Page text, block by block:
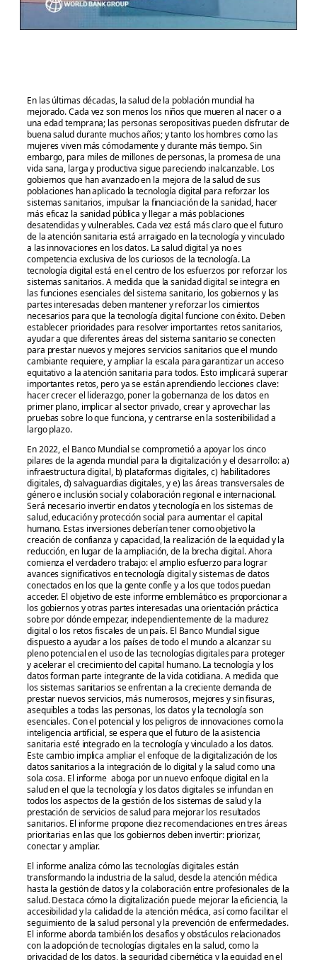
En las últimas décadas, la salud de la población mundial ha
mejorado. Cada vez son menos los niños que mueren al nacer o a
una edad temprana; las personas seropositivas pueden disfrutar de
buena salud durante muchos años; y tanto los hombres como las
mujeres viven más cómodamente y durante más tiempo. Sin
embargo, para miles de millones de personas, la promesa de una
vida sana, larga y productiva sigue pareciendo inalcanzable. Los
gobiernos que han avanzado en la mejora de la salud de sus
poblaciones han aplicado la tecnología digital para reforzar los
sistemas sanitarios, impulsar la financiación de la sanidad, hacer
más eficaz la sanidad pública y llegar a más poblaciones
desatendidas y vulnerables. Cada vez está más claro que el futuro
de la atención sanitaria está arraigado en la tecnología y vinculado
a las innovaciones en los datos. La salud digital ya no es
competencia exclusiva de los curiosos de la tecnología. La
tecnología digital está en el centro de los esfuerzos por reforzar los
sistemas sanitarios. A medida que la sanidad digital se integra en
las funciones esenciales del sistema sanitario, los gobiernos y las
partes interesadas deben mantener y reforzar los cimientos
necesarios para que la tecnología digital funcione con éxito. Deben
establecer prioridades para resolver importantes retos sanitarios,
ayudar a que diferentes áreas del sistema sanitario se conecten
para prestar nuevos y mejores servicios sanitarios que el mundo
cambiante requiere, y ampliar la escala para garantizar un acceso
equitativo a la atención sanitaria para todos. Esto implicará superar
importantes retos, pero ya se están aprendiendo lecciones clave:
hacer crecer el liderazgo, poner la gobernanza de los datos en
primer plano, implicar al sector privado, crear y aprovechar las
pruebas sobre lo que funciona, y centrarse en la sostenibilidad a
largo plazo.
En 2022, el Banco Mundial se comprometió a apoyar los cinco
pilares de la agenda mundial para la digitalización y el desarrollo: a)
infraestructura digital, b) plataformas digitales, c) habilitadores
digitales, d) salvaguardias digitales, y e) las áreas transversales de
género e inclusión social y colaboración regional e internacional.
Será necesario invertir en datos y tecnología en los sistemas de
salud, educación y protección social para aumentar el capital
humano. Estas inversiones deberían tener como objetivo la
creación de confianza y capacidad, la realización de la equidad y la
reducción, en lugar de la ampliación, de la brecha digital. Ahora
comienza el verdadero trabajo: el amplio esfuerzo para lograr
avances significativos en tecnología digital y sistemas de datos
conectados en los que la gente confíe y a los que todos puedan
acceder. El objetivo de este informe emblemático es proporcionar a
los gobiernos y otras partes interesadas una orientación práctica
sobre por dónde empezar, independientemente de la madurez
digital o los retos fiscales de un país. El Banco Mundial sigue
dispuesto a ayudar a los países de todo el mundo a alcanzar su
pleno potencial en el uso de las tecnologías digitales para proteger
y acelerar el crecimiento del capital humano. La tecnología y los
datos forman parte integrante de la vida cotidiana. A medida que
los sistemas sanitarios se enfrentan a la creciente demanda de
prestar nuevos servicios, más numerosos, mejores y sin fisuras,
asequibles a todas las personas, los datos y la tecnología son
esenciales. Con el potencial y los peligros de innovaciones como la
inteligencia artificial, se espera que el futuro de la asistencia
sanitaria esté integrado en la tecnología y vinculado a los datos.
Este cambio implica ampliar el enfoque de la digitalización de los
datos sanitarios a la integración de lo digital y la salud como una
sola cosa. El informe aboga por un nuevo enfoque digital en la
salud en el que la tecnología y los datos digitales se infundan en
todos los aspectos de la gestión de los sistemas de salud y la
prestación de servicios de salud para mejorar los resultados
sanitarios. El informe propone diez recomendaciones en tres áreas
prioritarias en las que los gobiernos deben invertir: priorizar,
conectar y ampliar.
El informe analiza cómo las tecnologías digitales están
transformando la industria de la salud, desde la atención médica
hasta la gestión de datos y la colaboración entre profesionales de la
salud. Destaca cómo la digitalización puede mejorar la eficiencia, la
accesibilidad y la calidad de la atención médica, así como facilitar el
seguimiento de la salud personal y la prevención de enfermedades.
El informe aborda también los desafíos y obstáculos relacionados
con la adopción de tecnologías digitales en la salud, como la
privacidad de los datos, la seguridad cibernética y la equidad en el